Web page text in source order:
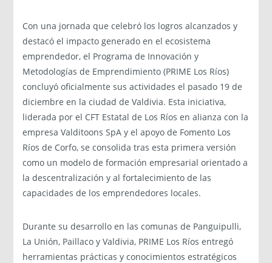
Con una jornada que celebró los logros alcanzados y
destacó el impacto generado en el ecosistema
emprendedor, el Programa de Innovación y
Metodologías de Emprendimiento (PRIME Los Ríos)
concluyó oficialmente sus actividades el pasado 19 de
diciembre en la ciudad de Valdivia. Esta iniciativa,
liderada por el CFT Estatal de Los Ríos en alianza con la
empresa Valditoons SpA y el apoyo de Fomento Los
Ríos de Corfo, se consolida tras esta primera versión
como un modelo de formación empresarial orientado a
la descentralización y al fortalecimiento de las
capacidades de los emprendedores locales.
Durante su desarrollo en las comunas de Panguipulli,
La Unión, Paillaco y Valdivia, PRIME Los Ríos entregó
herramientas prácticas y conocimientos estratégicos